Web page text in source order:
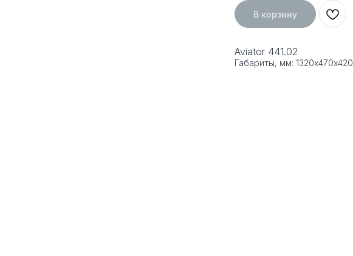
В корзину
Aviator 441.02
Габариты, мм: 1320х470х420